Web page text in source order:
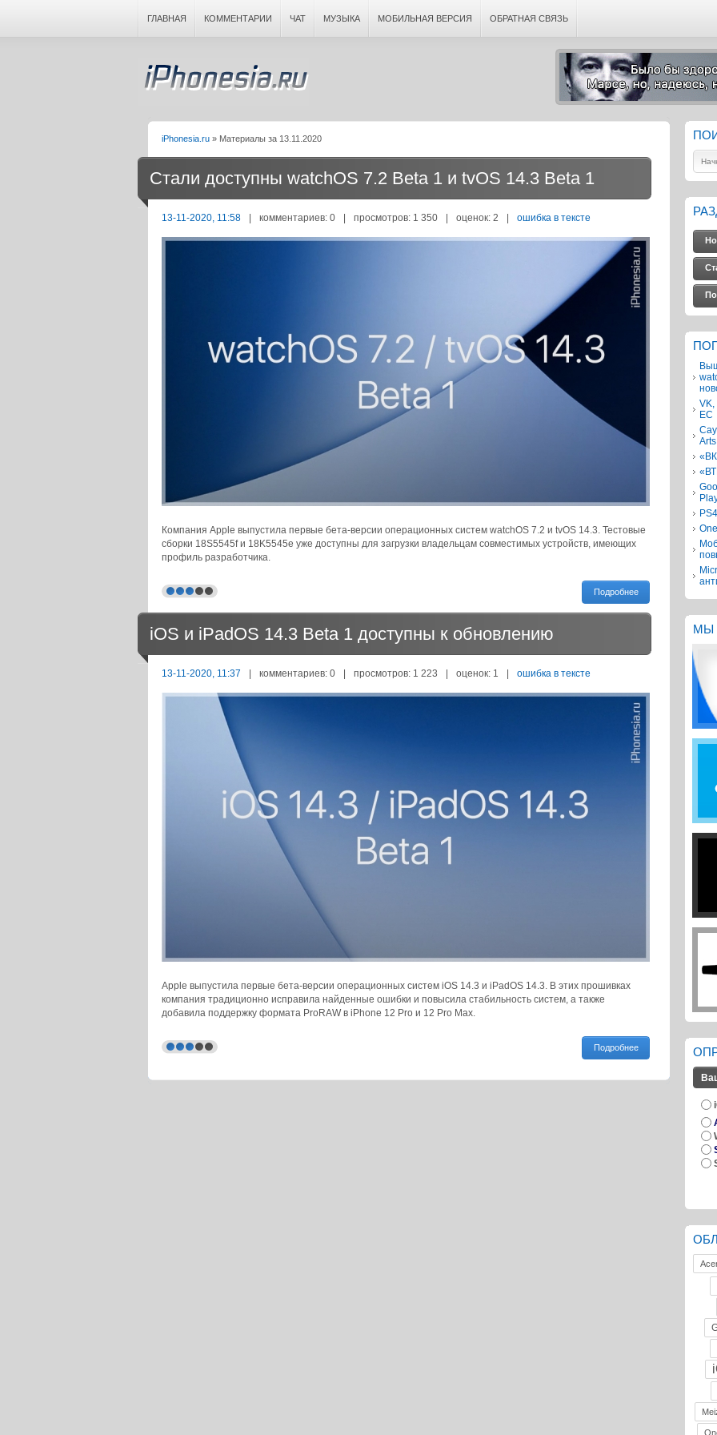
ГЛАВНАЯ КОММЕНТАРИИ ЧАТ МУЗЫКА МОБИЛЬНАЯ ВЕРСИЯ ОБРАТНАЯ СВЯЗЬ
iPhonesia.ru » Материалы за 13.11.2020
Стали доступны watchOS 7.2 Beta 1 и tvOS 14.3 Beta 1
13-11-2020, 11:58 | комментариев: 0 | просмотров: 1 350 | оценок: 2 | ошибка в тексте
Компания Apple выпустила первые бета-версии операционных систем watchOS 7.2 и tvOS 14.3. Тестовые
сборки 18S5545f и 18K5545e уже доступны для загрузки владельцам совместимых устройств, имеющих
профиль разработчика.
Подробнее
iOS и iPadOS 14.3 Beta 1 доступны к обновлению
13-11-2020, 11:37 | комментариев: 0 | просмотров: 1 223 | оценок: 1 | ошибка в тексте
Apple выпустила первые бета-версии операционных систем iOS 14.3 и iPadOS 14.3. В этих прошивках
компания традиционно исправила найденные ошибки и повысила стабильность систем, а также
добавила поддержку формата ProRAW в iPhone 12 Pro и 12 Pro Max.
Подробнее
VK,
ЕС
Arts
МЫ